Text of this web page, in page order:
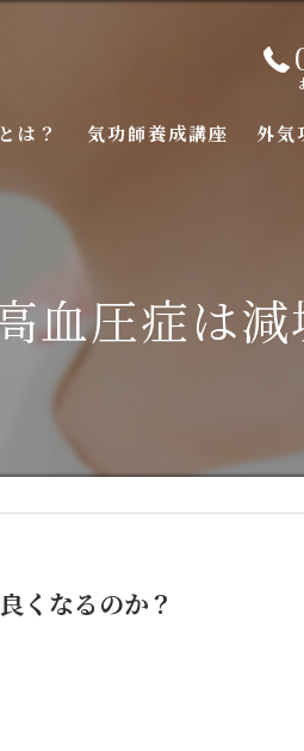
は？ 気功師養成講座
応用講座
外気
血圧症は
くなるのか？